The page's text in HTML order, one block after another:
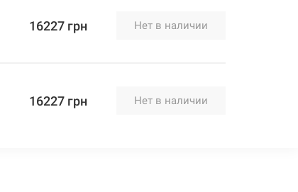
16227 грн Нет в наличии
16227 грн Нет в наличии